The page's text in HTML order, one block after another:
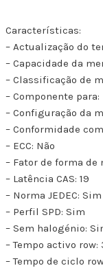
Características:
– Actualização do
– Capacidade da
– Classificação de
– Componente
– Configuração da
– Conformidade
– ECC: Não
– Fator de forma de
– Latência CAS: 19
– Norma JEDEC: Sim
– Perfil SPD: Sim
– Sem halogénio:
– Tempo activo row:
– Tempo de ciclo